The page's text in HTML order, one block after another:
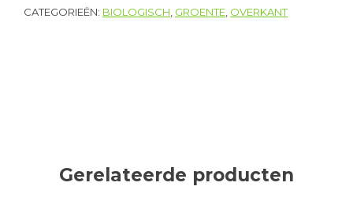
CATEGORIEËN: BIOLOGISCH GROENTE OVERKANT
Gerelateerde producten